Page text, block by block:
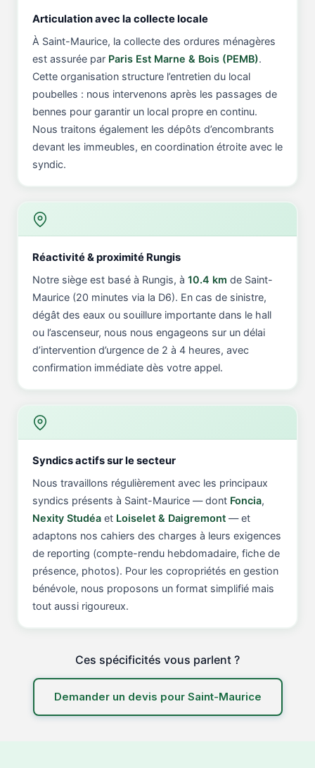
Articulation avec la collecte locale
À Saint-Maurice, la collecte des ordures ménagères
est assurée par Paris Est Marne & Bois (PEMB).
Cette organisation structure l’entretien du local
poubelles : nous intervenons après les passages de
bennes pour garantir un local propre en continu.
Nous traitons également les dépôts d’encombrants
devant les immeubles, en coordination étroite avec le
syndic.
Réactivité & proximité Rungis
Notre siège est basé à Rungis, à 10.4 km de Saint-
Maurice (20 minutes via la D6). En cas de sinistre,
dégât des eaux ou souillure importante dans le hall
ou l’ascenseur, nous nous engageons sur un délai
d’intervention d’urgence de 2 à 4 heures, avec
confirmation immédiate dès votre appel.
Syndics actifs sur le secteur
Nous travaillons régulièrement avec les principaux
syndics présents à Saint-Maurice — dont Foncia,
Nexity Studéaet Loiselet & Daigremont— et
adaptons nos cahiers des charges à leurs exigences
de reporting (compte-rendu hebdomadaire, fiche de
présence, photos). Pour les copropriétés en gestion
bénévole, nous proposons un format simplifié mais
tout aussi rigoureux.
Ces spécificités vous parlent ?
Demander un devis pour Saint-Maurice